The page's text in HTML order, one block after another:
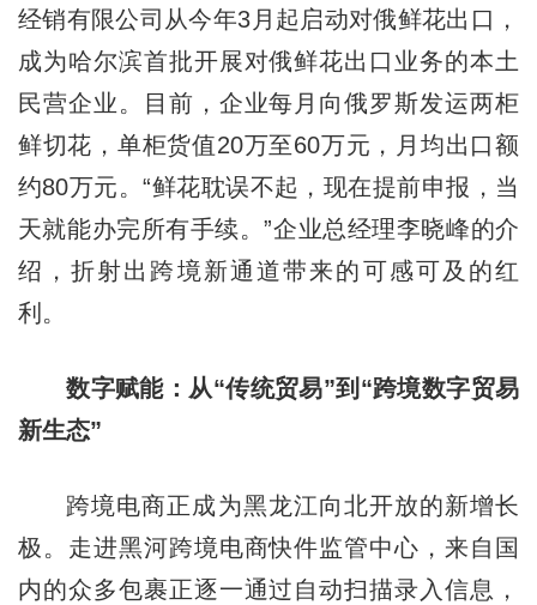
经销有限公司从今年3月起启动对俄鲜花出口，
成为哈尔滨首批开展对俄鲜花出口业务的本土
民营企业。目前，企业每月向俄罗斯发运两柜
鲜切花，单柜货值20万至60万元，月均出口额
约80万元。“鲜花耽误不起，现在提前申报，当
天就能办完所有手续。”企业总经理李晓峰的介
绍，折射出跨境新通道带来的可感可及的红
利。
数字赋能：从“传统贸易”到“跨境数字贸易
新生态”
跨境电商正成为黑龙江向北开放的新增长
极。走进黑河跨境电商快件监管中心，来自国
内的众多包裹正逐一通过自动扫描录入信息，